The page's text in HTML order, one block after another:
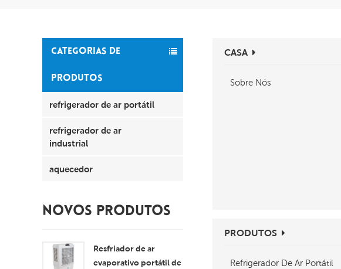
CASA
Sobre Nós
PRODUTOS
Refrigerador De Ar Portátil
CATEGORIAS DE
PRODUTOS
refrigerador de ar portátil
refrigerador de ar
industrial
aquecedor
NOVOS PRODUTOS
Resfriador de ar
evaporativo portátil de